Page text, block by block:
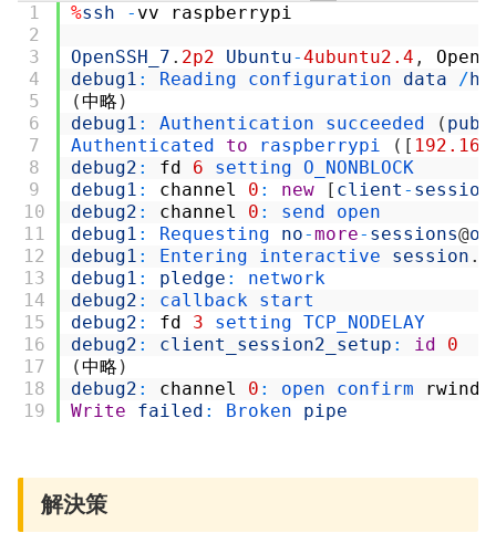
1
2
3
4
5
6
7
8
9
10
11
12
13
14
15
16
17
18
19
%ssh - vv raspberrypi
OpenSSH_7 . 2p2 Ubuntu-4ubuntu2.4 ,
debug1 : Reading configuration data /
(中略 )
debug1 : Authentication succeeded (
Authenticated to raspberrypi ( [
debug2 : fd 6 setting O_NONBLOCK
debug1 : channel 0 : new [ client - session
debug2 : channel 0 : send open
debug1 : Requesting no-more- sessions@
debug1 : Entering interactive session .
debug1 : pledge :
network
debug2 : callback start
debug2 : fd 3 setting TCP_NODELAY
debug2 : client_session2_setup : id
0
(中略 )
debug2 : channel 0 : open confirm
Write
failed : Broken pipe
解決策